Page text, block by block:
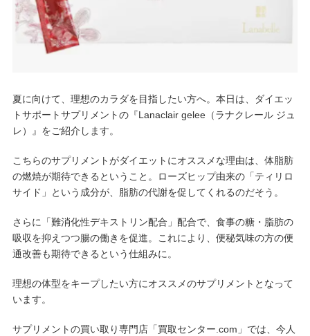
夏に向けて、理想のカラダを目指したい方へ。本日は、ダイエッ
トサポートサプリメントの『Lanaclair gelee（ラナクレール ジュ
レ）』をご紹介します。
こちらのサプリメントがダイエットにオススメな理由は、体脂肪
の燃焼が期待できるということ。ローズヒップ由来の「ティリロ
サイド」という成分が、脂肪の代謝を促してくれるのだそう。
さらに「難消化性デキストリン配合」配合で、食事の糖・脂肪の
吸収を抑えつつ腸の働きを促進。これにより、便秘気味の方の便
通改善も期待できるという仕組みに。
理想の体型をキープしたい方にオススメのサプリメントとなって
います。
サプリメントの買い取り専門店「買取センター.com」では、今人